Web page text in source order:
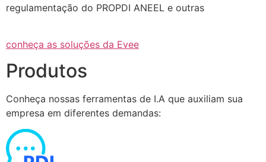
regulamentação do PROPDI ANEEL e outras
conheça as soluções da Evee
Produtos
Conheça nossas ferramentas de I.A que auxiliam sua
empresa em diferentes demandas: